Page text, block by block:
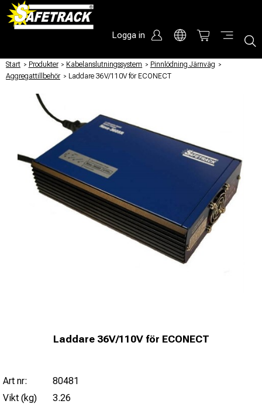
Logga in
Start / Produkter / Kabelanslutningssystem / Pinnlödning Järnväg /
Aggregattillbehör / Laddare 36V/110V för ECONECT
Laddare 36V/110V för ECONECT
Art nr:
80481
Vikt (kg)
3.26